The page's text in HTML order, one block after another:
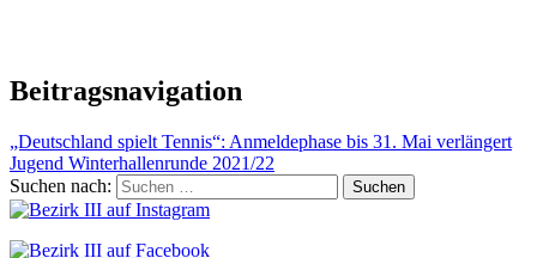
Beitragsnavigation
„Deutschland spielt Tennis“: Anmeldephase bis 31. Mai verlängert
Jugend Winterhallenrunde 2021/22
Suchen nach: